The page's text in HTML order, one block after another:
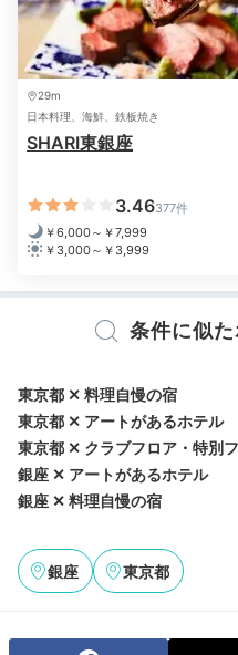
ナイトミール
バーラウンジでは21時30
スープのナイトミールが
オイルなどの調味料のほ
が置かれており自分好みに
uhihinohi86
く、美味しかったです。
2
Morning
07:00
音楽に耳を傾ける
29m
日本料理、海鮮、鉄板焼き
SHARI東銀座
3.46377件
￥6,000～￥7,999
￥3,000～￥3,999
条件に似
東京都 ✕ 料理自慢の宿
東京都 ✕ アートがあるホテル
東京都 ✕ クラブフロア・特別
銀座 ✕ アートがあるホテル
銀座 ✕ 料理自慢の宿
銀座 東京都